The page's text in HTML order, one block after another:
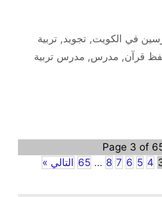
في الكويت,تجويد,تربية
قرآن, مدرس, مدرس تربية
Page 3 of
4
5
6
7
8
…
65 التالي »